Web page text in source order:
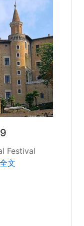
Festival
文